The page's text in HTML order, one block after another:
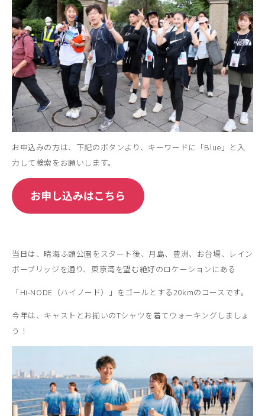
お申込みの方は、下記のボタンより、キーワードに「Blue」と入
力して検索をお願いします。
当日は、晴海ふ頭公園をスタート後、月島、豊洲、お台場、レイン
ボーブリッジを通り、東京湾を望む絶好のロケーションにある
「Hi-NODE（ハイノード）」をゴールとする20kmのコースです。
今年は、キャストとお揃いのTシャツを着てウォーキングしましょ
う！